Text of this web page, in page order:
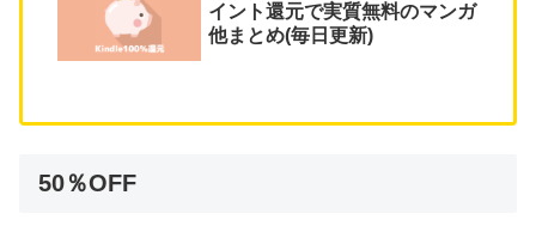
イント還元で実質無料のマンガ
他まとめ(毎日更新)
50％OFF